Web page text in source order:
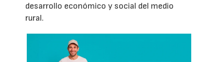
desarrollo económico y social del medio
rural.